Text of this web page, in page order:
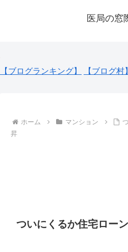
医局の窓
【ブログランキング】 【ブログ村】
ホーム マンション
昇
ついにくるか住宅ロー